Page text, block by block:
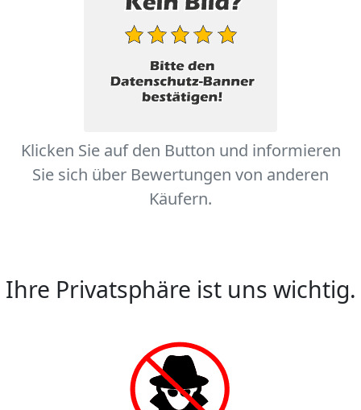
Klicken Sie auf den Button und informieren
Sie sich über Bewertungen von anderen
Käufern.
Ihre Privatsphäre ist uns wichtig.